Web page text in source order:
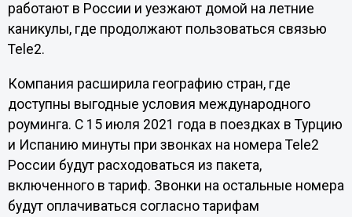
работают в России и уезжают домой на летние
каникулы, где продолжают пользоваться связью
Tele2.
Компания расширила географию стран, где
доступны выгодные условия международного
роуминга. С 15 июля 2021 года в поездках в Турцию
и Испанию минуты при звонках на номера Tele2
России будут расходоваться из пакета,
включенного в тариф. Звонки на остальные номера
будут оплачиваться согласно тарифам